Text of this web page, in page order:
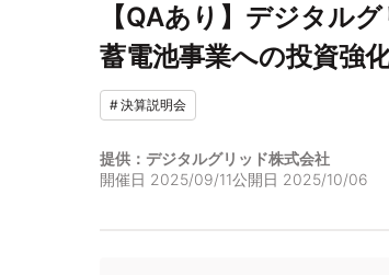
【QAあり】デジタル
蓄電池事業への投資強
#決算説明会
提供：デジタルグリッド株式会社
開催日 2025/09/11公開日 2025/10/06